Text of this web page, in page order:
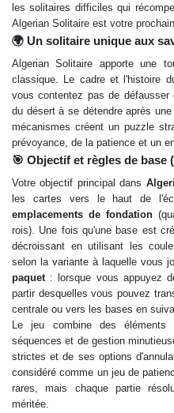
les solitaires difficiles qui
Algerian Solitaire est votre
🌍 Un solitaire unique aux
Algerian Solitaire apporte une
classique. Le cadre et l'histoire
vous contentez pas de
du désert à se détendre après
mécanismes créent un puzzle
prévoyance, de la patience et un
🎯 Objectif et règles de base
Votre objectif principal dans
les cartes vers le haut de
emplacements de fondation
rois). Une fois qu'une base est
décroissant en utilisant les
selon la variante à laquelle vous
paquet : lorsque vous appuyez
partir desquelles vous pouvez
centrale ou vers les bases en
Le jeu combine des éléments
séquences et de gestion
strictes et de ses options
considéré comme un jeu de
rares, mais chaque partie
méritée.